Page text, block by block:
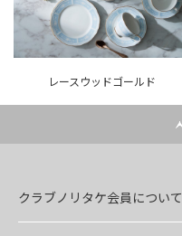
レースウッドゴールド
クラブノリタケ会員について